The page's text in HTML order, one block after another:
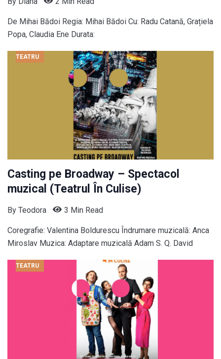
De Mihai Bădoi Regia: Mihai Bădoi Cu: Radu Catană, Grațiela
Popa, Claudia Ene Durata:
TEATRU
Casting pe Broadway – Spectacol
muzical (Teatrul În Culise)
By Teodora 3 Min Read
Coregrafie: Valentina Boldurescu Îndrumare muzicală: Anca
Miroslav Muzica: Adaptare muzicală Adam S. Q. David
TEATRU